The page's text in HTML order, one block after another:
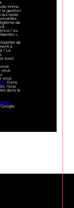
Immo
la gestion
qui reste
de
/ au
»,
de
à
/ Le
avoir
vous
vous
. Dans
nous
dans le
de